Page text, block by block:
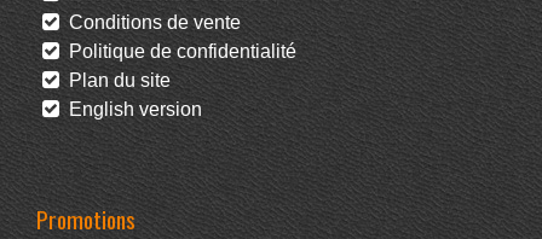
Conditions de vente
Politique de confidentialité
Plan du site
English version
Promotions